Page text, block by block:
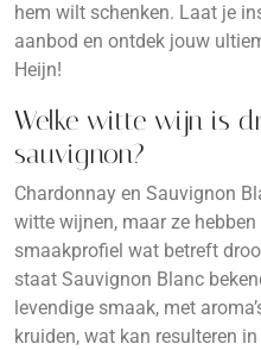
hem wilt schenken. Laat je
aanbod en ontdek jouw
Heijn!
Welke witte wijn is
sauvignon?
Chardonnay en Sauvignon
witte wijnen, maar ze
smaakprofiel wat betreft
staat Sauvignon Blanc
levendige smaak, met
kruiden, wat kan resulteren